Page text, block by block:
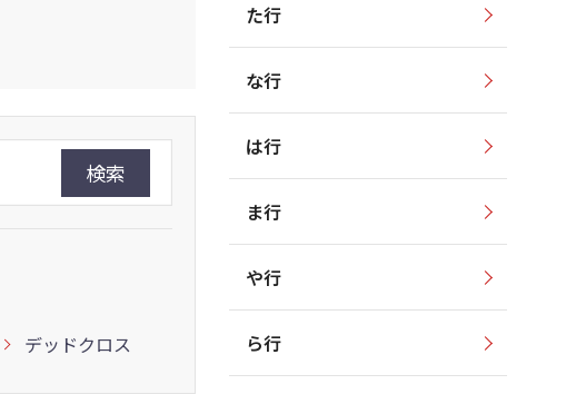
検索
デッドクロス
た行
な行
は行
ま行
や行
ら行